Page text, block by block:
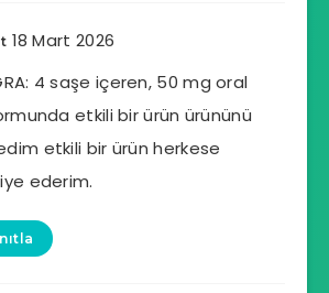
18 Mart 2026
4 saşe içeren, 50 mg oral
etkili bir ürün ürününü
etkili bir ürün herkese
ederim.